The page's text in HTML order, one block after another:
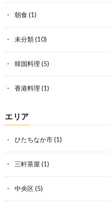
朝食 (1)
未分類(10)
韓国料理 (5)
香港料理 (1)
エリア
ひたちなか市(1)
三軒茶屋 (1)
中央区(5)